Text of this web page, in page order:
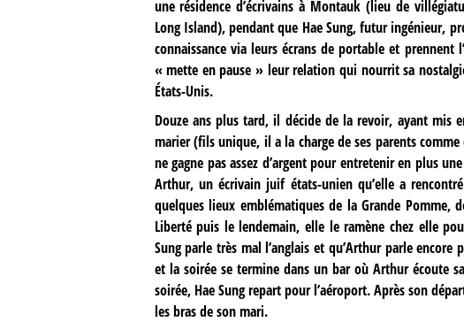
une résidence d’écrivains à Montauk (lieu de
Long Island), pendant que Hae Sung, futur ingénieur,
connaissance via leurs écrans de portable et prennent
« mette en pause » leur relation qui nourrit sa
États-Unis.
Douze ans plus tard, il décide de la revoir, ayant mis
marier (fils unique, il a la charge de ses parents
ne gagne pas assez d’argent pour entretenir en plus
Arthur, un écrivain juif états-unien qu’elle a
quelques lieux emblématiques de la Grande
Liberté puis le lendemain, elle le ramène chez elle
Sung parle très mal l’anglais et qu’Arthur parle
et la soirée se termine dans un bar où Arthur écoute
soirée, Hae Sung repart pour l’aéroport. Après son
les bras de son mari.